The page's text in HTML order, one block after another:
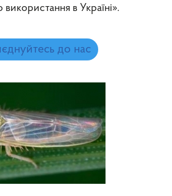
використання в Україні».
до нас